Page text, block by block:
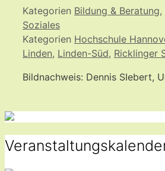
Kategorien Bildung & Beratung,
Soziales
Kategorien Hochschule
Linden, Linden-Süd, Ricklinger
Bildnachweis: Dennis SIebert,